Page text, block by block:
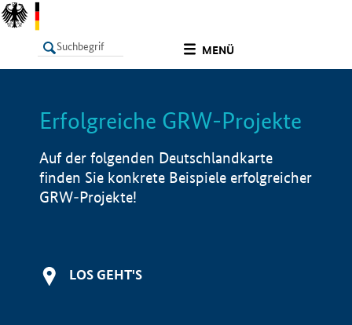
MENÜ
LISTE Info
Erfolgreiche GRW-Projekte
Auf der folgenden Deutschlandkarte
finden Sie konkrete Beispiele erfolgreicher
GRW-Projekte!
LOS GEHT'S